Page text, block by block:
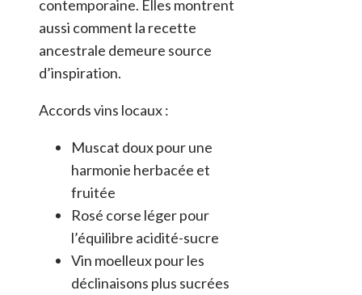
contemporaine. Elles montrent
aussi comment la recette
ancestrale demeure source
d’inspiration.
Accords vins locaux :
Muscat doux pour une
harmonie herbacée et
fruitée
Rosé corse léger pour
l’équilibre acidité-sucre
Vin moelleux pour les
déclinaisons plus sucrées